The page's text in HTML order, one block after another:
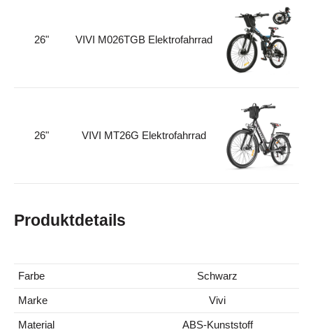
26" VIVI M026TGB Elektrofahrrad
26" VIVI MT26G Elektrofahrrad
Produktdetails
Farbe Schwarz
Marke Vivi
Material ABS-Kunststoff